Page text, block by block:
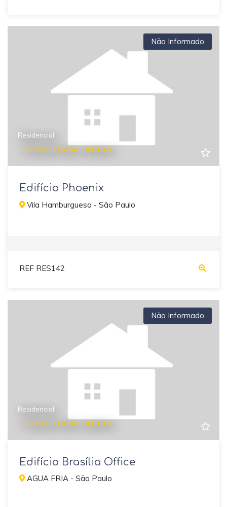
Não Informado
Residencial
* CONSULTE PARA COMPRAR
Edifício Phoenix
Vila Hamburguesa - São Paulo
REF RES142
Não Informado
Residencial
* CONSULTE PARA COMPRAR
Edifício Brasília Office
AGUA FRIA - São Paulo